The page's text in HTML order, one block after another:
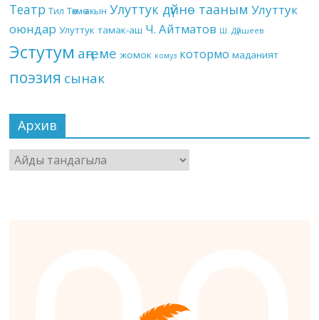
Театр Тил Төкмө акын Улуттук дүйнө тааным Улуттук
оюндар Улуттук тамак-аш Ч. Айтматов Ш. Дүйшеев
Эстутум аңгеме жомок комуз котормо маданият
поэзия сынак
Архив
Архив